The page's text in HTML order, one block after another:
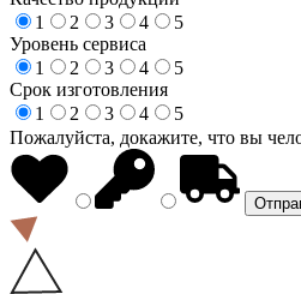
1
2 3 4
5
Уровень сервиса
1
2 3 4
5
Срок изготовления
1
2 3 4
5
Пожалуйста, докажите, что вы